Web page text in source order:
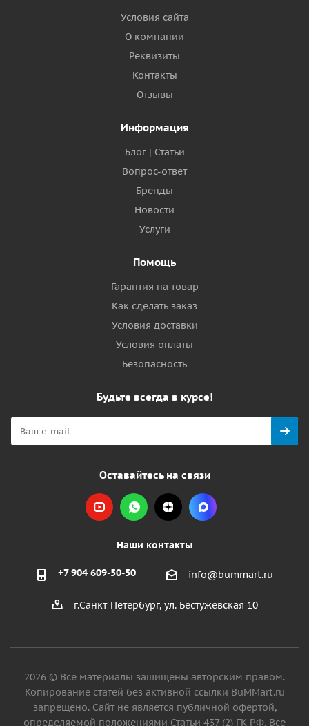
Условия сайта
О компании
Реквизиты
Контакты
Отзывы
Информация
Блог | Статьи
Вопрос-ответ
Бренды
Новости
Услуги
Помощь
Гарантия на товар
Как сделать заказ
Условия доставки
Условия оплаты
Безопасность
Будьте всегда в курсе!
Оставайтесь на связи
Наши контакты
+7 904 609-50-50 info@bummart.ru
г.Санкт-Петербург, ул. Бестужевская 10
2026 © Все материалы защищены авторским правом.
Копирование статей без активной ссылки BuMMart.ru
запрещено. Сайт не является публичной офертой,
определяемой положениями Статьи 437 (2) ГК РФ. Все